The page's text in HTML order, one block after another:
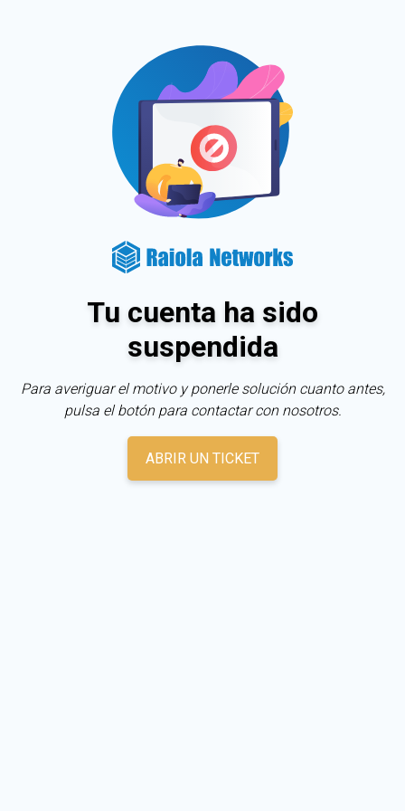
Tu cuenta ha sido
suspendida
Para averiguar el motivo y ponerle solución cuanto antes,
pulsa el botón para contactar con nosotros.
ABRIR UN TICKET